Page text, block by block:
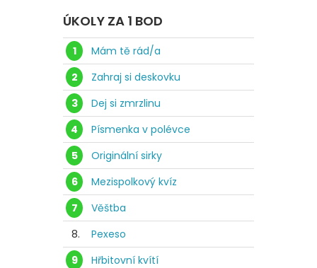
ÚKOLY ZA 1 BOD
1
Mám tě rád/a
2
Zahraj si deskovku
3
Dej si zmrzlinu
4
Písmenka v polévce
5
Originální sirky
6
Mezispolkový kvíz
7
Věštba
8.
Pexeso
9
Hřbitovní kvítí